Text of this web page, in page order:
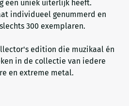
een uniek uiterlijk heeft.
individueel genummerd en
300 exemplaren.
edition die muzikaal én
in de collectie van iedere
en extreme metal.